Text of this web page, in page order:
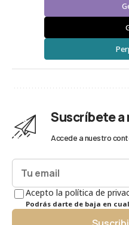
Suscríbete
Accede a nuestro
Acepto la política de
Podrás darte de baja en